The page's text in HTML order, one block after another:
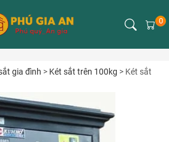
0
gia đình > Két sắt trên 100kg > Két sắt